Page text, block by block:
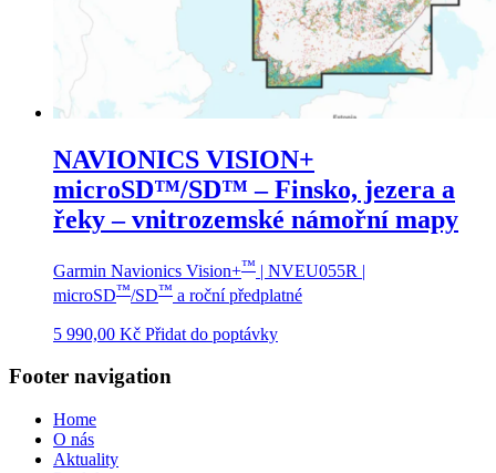
NAVIONICS VISION+
microSD™/SD™ – Finsko, jezera a
řeky – vnitrozemské námořní mapy
Garmin Navionics Vision+™ | NVEU055R |
microSD™/SD™ a roční předplatné
5 990,00 Kč Přidat do poptávky
Footer navigation
Home
O nás
Aktuality